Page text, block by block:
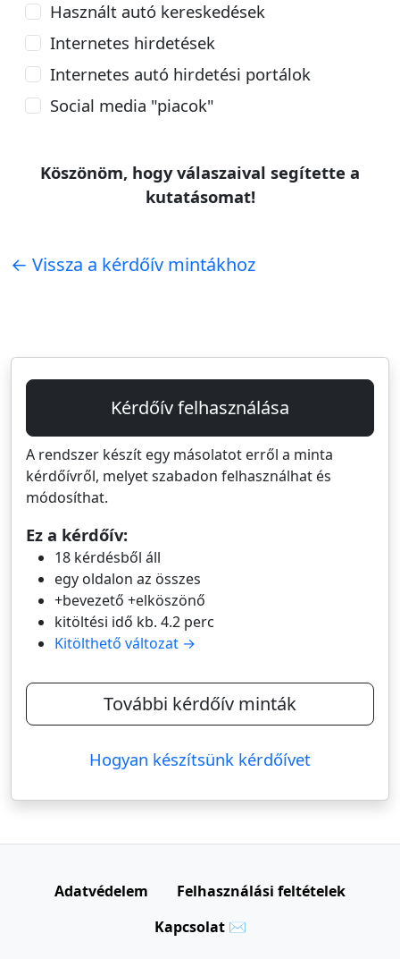
Használt autó kereskedések
Internetes hirdetések
Internetes autó hirdetési portálok
Social media "piacok"
Köszönöm, hogy válaszaival segítette a
kutatásomat!
← Vissza a kérdőív mintákhoz
Kérdőív felhasználása
A rendszer készít egy másolatot erről a minta
kérdőívről, melyet szabadon felhasználhat és
módosíthat.
Ez a kérdőív:
18 kérdésből áll
egy oldalon az összes
+bevezető +elköszönő
kitöltési idő kb. 4.2 perc
Kitölthető változat →
További kérdőív minták
Hogyan készítsünk kérdőívet
Adatvédelem
Felhasználási feltételek
Kapcsolat ✉